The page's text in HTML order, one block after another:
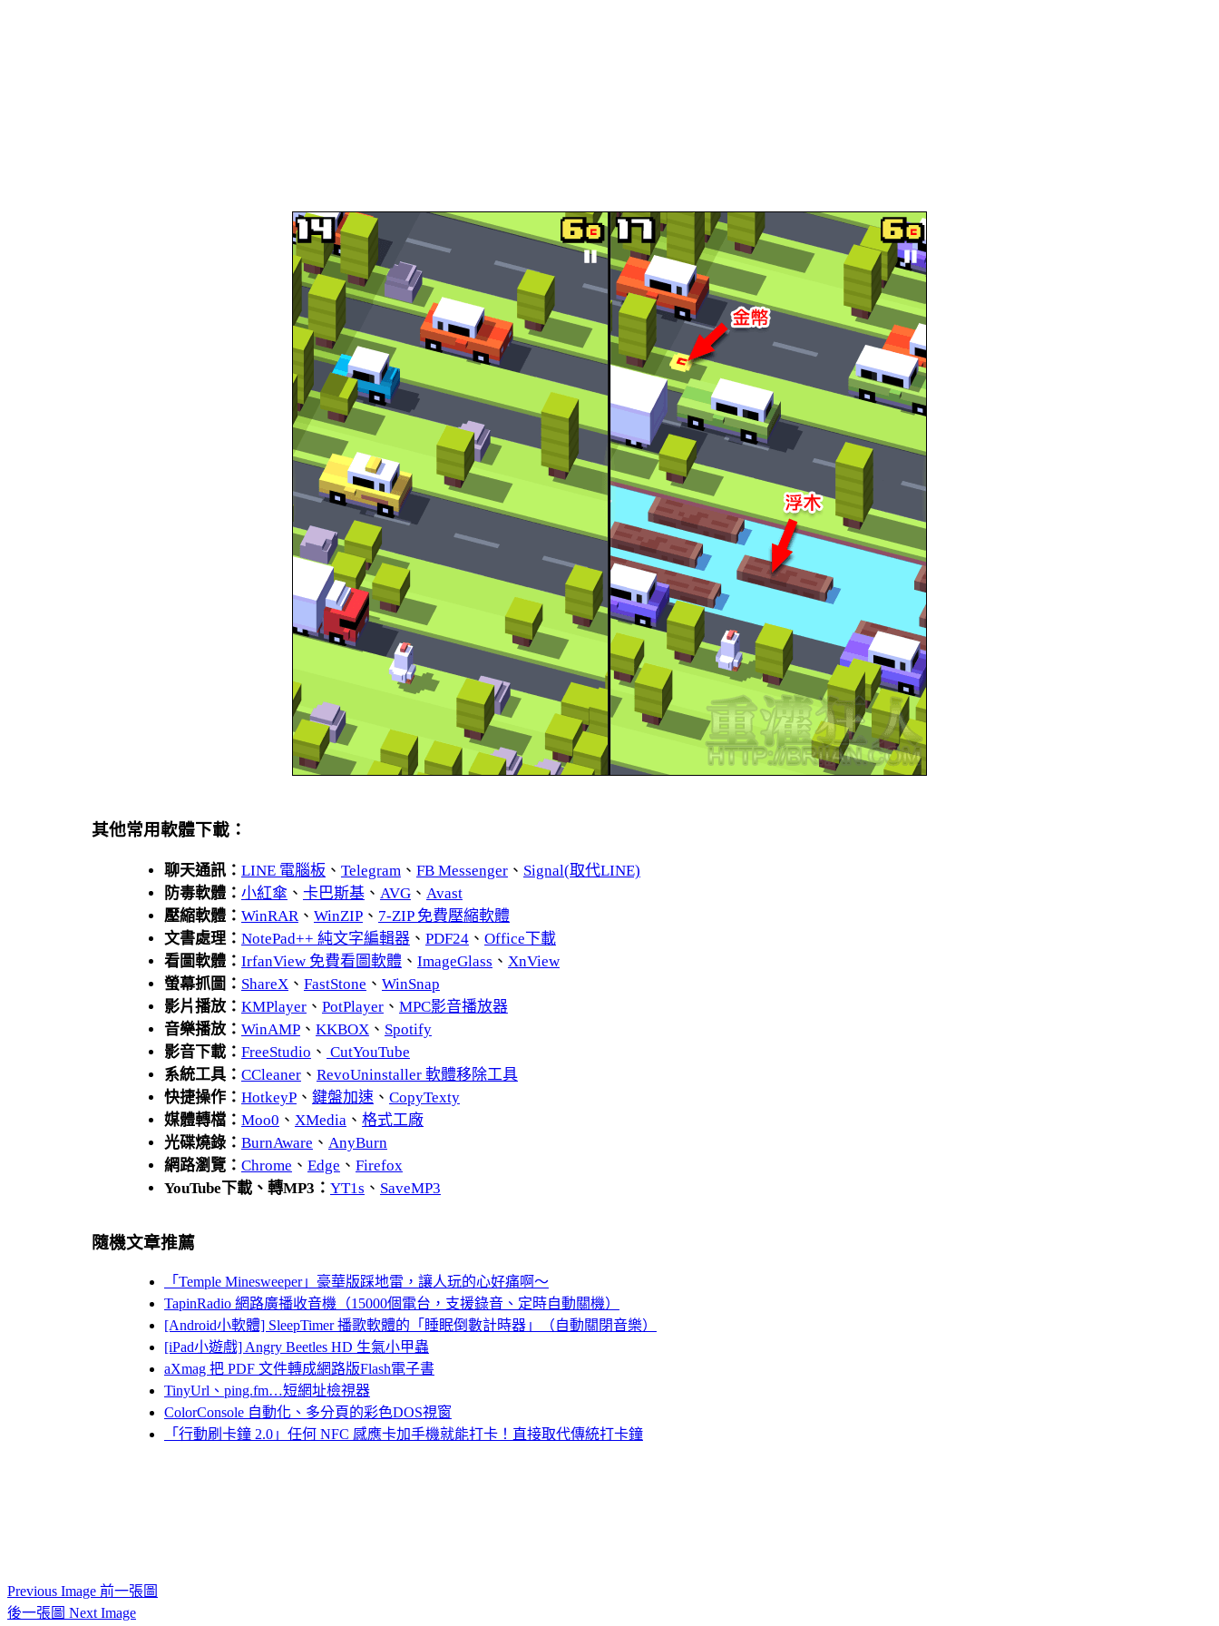
其他常用軟體下載：
聊天通訊： LINE 電腦板 、 Telegram、 FB Messenger、 Signal(取代LINE)
防毒軟體： 小紅傘 、 卡巴斯基、 AVG、 Avast
壓縮軟體： WinRAR、 WinZIP、 7-ZIP 免費壓縮軟體
文書處理： NotePad++ 純文字編輯器、 PDF24、 Office下載
看圖軟體： IrfanView 免費看圖軟體、 ImageGlass 、 XnView
螢幕抓圖： ShareX、 FastStone 、 WinSnap
影片播放： KMPlayer、 PotPlayer、 MPC影音播放器
音樂播放： WinAMP、 KKBOX、 Spotify
影音下載： FreeStudio 、 CutYouTube
系統工具： CCleaner、 RevoUninstaller 軟體移除工具
快捷操作： HotkeyP、 鍵盤加速、 CopyTexty
媒體轉檔： Moo0 、 XMedia、 格式工廠
光碟燒錄： BurnAware 、 AnyBurn
網路瀏覽： Chrome 、 Edge 、 Firefox
YouTube下載、轉MP3： YT1s 、 SaveMP3
隨機文章推薦
「Temple Minesweeper」豪華版踩地雷，讓人玩的心好痛啊～
TapinRadio 網路廣播收音機（15000個電台，支援錄音、定時自動關機）
[Android小軟體] SleepTimer 播歌軟體的「睡眠倒數計時器」（自動關閉音樂）
[iPad小遊戲] Angry Beetles HD 生氣小甲蟲
aXmag 把 PDF 文件轉成網路版Flash電子書
TinyUrl、ping.fm…短網址檢視器
ColorConsole 自動化、多分頁的彩色DOS視窗
「行動刷卡鐘 2.0」任何 NFC 感應卡加手機就能打卡！直接取代傳統打卡鐘
Previous Image 前一張圖
後一張圖 Next Image